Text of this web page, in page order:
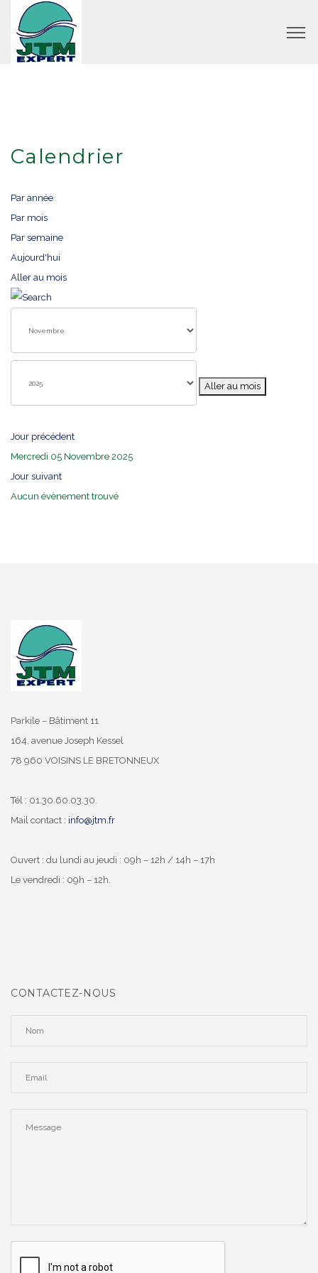
Calendrier
Par année
Par mois
Par semaine
Aujourd'hui
Aller au mois
Aller au mois
Jour précédent
Mercredi 05 Novembre 2025
Jour suivant
Aucun évènement trouvé
Parkile – Bâtiment 11
164, avenue Joseph Kessel
78 960 VOISINS LE BRETONNEUX
Tél : 01.30.60.03.30.
Mail contact : info@jtm.fr
Ouvert : du lundi au jeudi : 09h – 12h / 14h – 17h
Le vendredi : 09h – 12h.
CONTACTEZ-NOUS